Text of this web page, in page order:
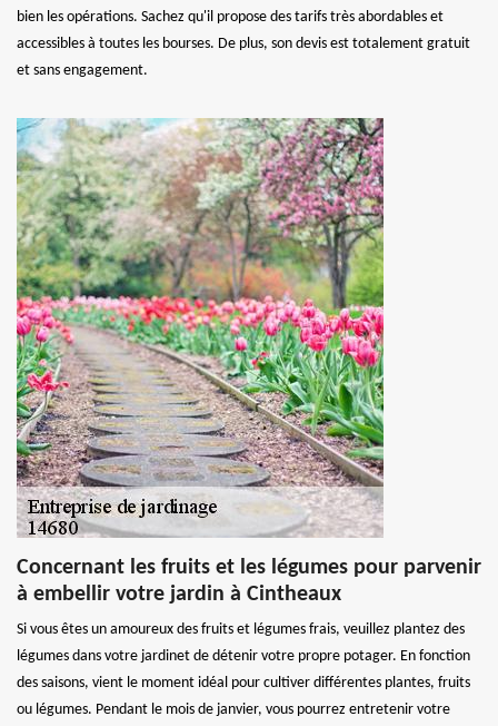
bien les opérations. Sachez qu'il propose des tarifs très abordables et
accessibles à toutes les bourses. De plus, son devis est totalement gratuit
et sans engagement.
Concernant les fruits et les légumes pour parvenir
à embellir votre jardin à Cintheaux
Si vous êtes un amoureux des fruits et légumes frais, veuillez plantez des
légumes dans votre jardinet de détenir votre propre potager. En fonction
des saisons, vient le moment idéal pour cultiver différentes plantes, fruits
ou légumes. Pendant le mois de janvier, vous pourrez entretenir votre